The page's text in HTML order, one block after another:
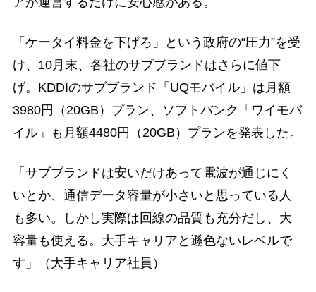
「ケータイ料金を下げろ」という政府の“圧力”を受
け、10月末、各社のサブブランドはさらに値下
げ。KDDIのサブブランド「UQモバイル」は月額
3980円（20GB）プラン、ソフトバンク「ワイモバ
イル」も月額4480円（20GB）プランを発表した。
「サブブランドは安いだけあって電波が通じにく
いとか、通信データ容量が小さいと思っている人
も多い。しかし実際は回線の品質も充分だし、大
容量も使える。大手キャリアと遜色ないレベルで
す」（大手キャリア社員）